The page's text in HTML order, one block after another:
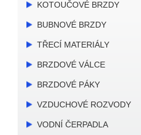
KOTOUČOVÉ BRZDY
BUBNOVÉ BRZDY
TŘECÍ MATERIÁLY
BRZDOVÉ VÁLCE
BRZDOVÉ PÁKY
VZDUCHOVÉ ROZVODY
VODNÍ ČERPADLA